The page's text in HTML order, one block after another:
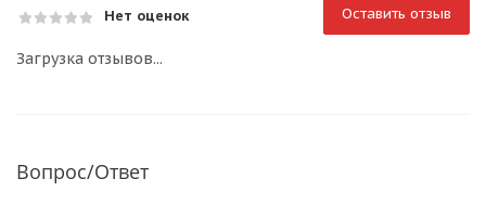
Нет оценок Оставить отзыв
Загрузка отзывов...
Вопрос/Ответ